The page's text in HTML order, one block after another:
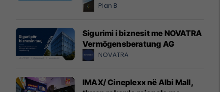
Plan B
Sigurimi i biznesit me NOVATRA
Vermögensberatung AG
NOVATRA
IMAX/ Cineplexx në Albi Mall,